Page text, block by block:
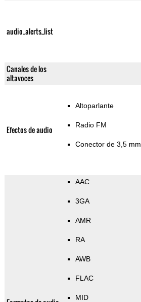
audio_alerts_list
Canales de los
altavoces
Efectos de audio
Altoparlante
Radio FM
Conector de 3,5 mm
AAC
3GA
AMR
RA
AWB
FLAC
MID